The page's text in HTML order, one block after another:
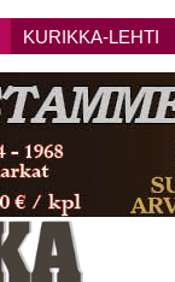
KURIKKA-LEHTI